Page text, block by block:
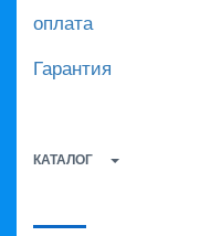
оплата
Гарантия
КАТАЛОГ